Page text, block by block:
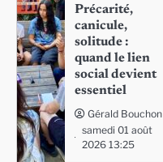
Précarité,
canicule,
solitude :
quand le lien
social devient
essentiel
Gérald Bouchon
samedi 01 août
2026 13:25